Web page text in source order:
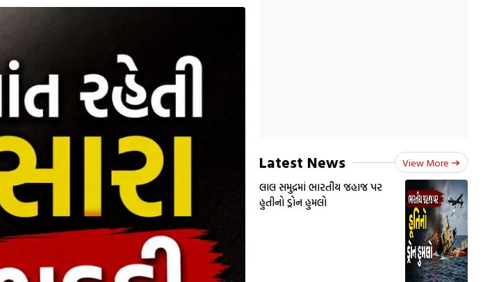
Latest News View More
લાલ સમુદ્રમાં ભારતીય જહાજ પર
હુતીનો ડ્રોન હુમલો